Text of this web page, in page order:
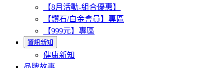
【8月活動-組合優惠】
【鑽石/白金會員】專區
【999元】專區
資訊新知
健康新知